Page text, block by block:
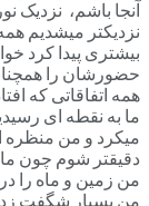
آنجا باشم، نزدیک
نزدیکتر میشدیم
بیشتری پیدا کرد
حضورشان را
همه اتفاقاتی که
ما به نقطه ای
میکرد و من منظره
دقیقتر شوم چون
من زمین و ماه را
من بسیار شگفت